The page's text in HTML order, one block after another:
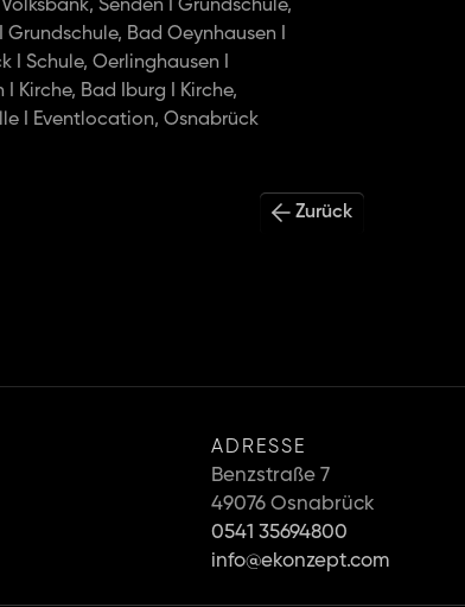
Senden I Grundschule,
Bad Oeynhausen I
I Schule, Oerlinghausen I
Kirche, Bad Iburg I Kirche,
I Eventlocation, Osnabrück
Zurück
ADRESSE
Benzstraße 7
49076 Osnabrück
0541 35694800
info@ekonzept.com